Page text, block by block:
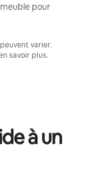
pour
varier.
savoir plus.
à un